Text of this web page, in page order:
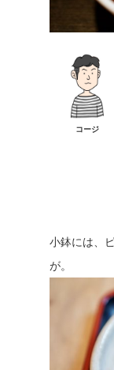
コージ
小鉢には、
が。